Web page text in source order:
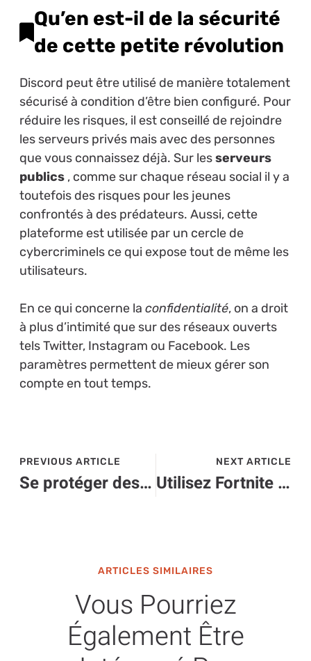
Qu’en est-il de la sécurité
de cette petite révolution
Discord peut être utilisé de manière totalement
sécurisé à condition d’être bien configuré. Pour
réduire les risques, il est conseillé de rejoindre
les serveurs privés mais avec des personnes
que vous connaissez déjà. Sur lesserveurs
publics, comme sur chaque réseau social il y a
toutefois des risques pour les jeunes
confrontés à des prédateurs. Aussi, cette
plateforme est utilisée par un cercle de
cybercriminels ce qui expose tout de même les
utilisateurs.
En ce qui concerne la confidentialité, on a droit
à plus d’intimité que sur des réseaux ouverts
tels Twitter, Instagram ou Facebook. Les
paramètres permettent de mieux gérer son
compte en tout temps.
PREVIOUS ARTICLE
Se protéger des ondes de smartphone
NEXT ARTICLE
Utilisez Fortnite Tracker pour vos statistiques !
ARTICLES SIMILAIRES
Vous Pourriez
Également Être